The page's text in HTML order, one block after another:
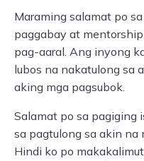
Maraming salamat po
paggabay at
pag-aaral. Ang inyong
lubos na nakatulong sa
aking mga pagsubok.
Salamat po sa pagiging
sa pagtulong sa akin na
Hindi ko po